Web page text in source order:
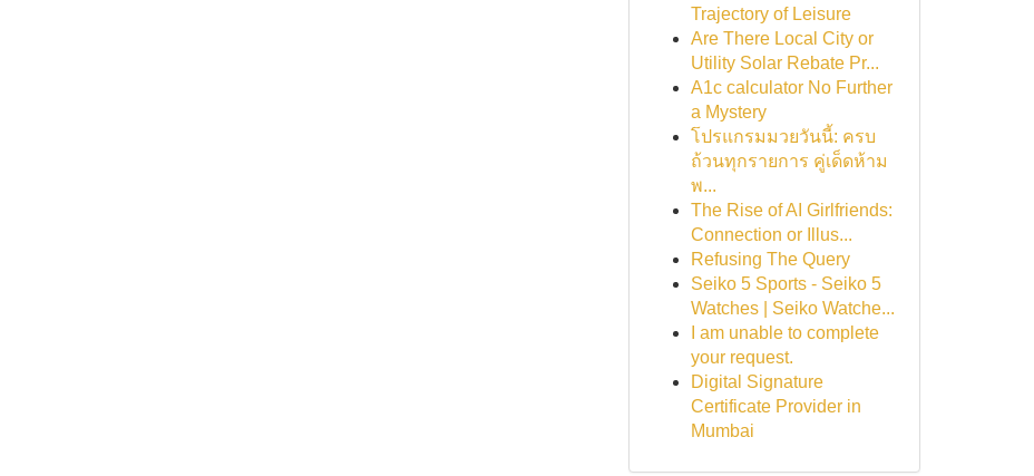
Trajectory of Leisure
Are There Local City or
Utility Solar Rebate Pr...
A1c calculator No Further
a Mystery
โปรแกรมมวยวันนี้: ครบ
ถ้วนทุกรายการ คู่เด็ดห้าม
พ...
The Rise of AI Girlfriends:
Connection or Illus...
Refusing The Query
Seiko 5 Sports - Seiko 5
Watches | Seiko Watche...
I am unable to complete
your request.
Digital Signature
Certificate Provider in
Mumbai